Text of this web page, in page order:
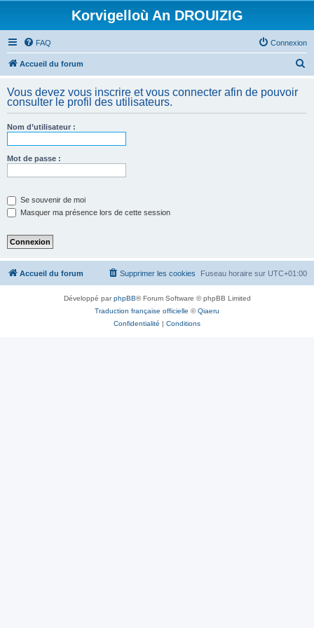
Korvigelloù An DROUIZIG
FAQ Connexion
Accueil du forum
h
Vous devez vous inscrire et vous connecter afin de pouvoir
consulter le profil des utilisateurs.
Nom d’utilisateur :
Mot de passe :
Se souvenir de moi
Masquer ma présence lors de cette session
Accueil du forum Fuseau horaire sur UTC+01:00
Supprimer les cookies
Développé parphpBB® Forum Software © phpBB Limited
Traduction française officielle ©Qiaeru
Confidentialité | Conditions